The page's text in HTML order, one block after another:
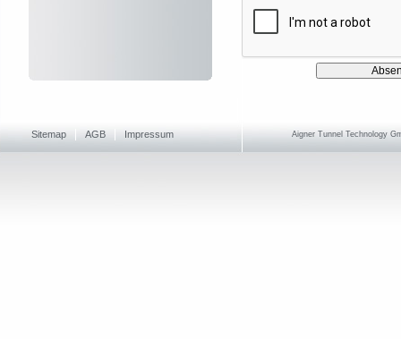
Sitemap AGB Impressum Aigner Tunnel Technology